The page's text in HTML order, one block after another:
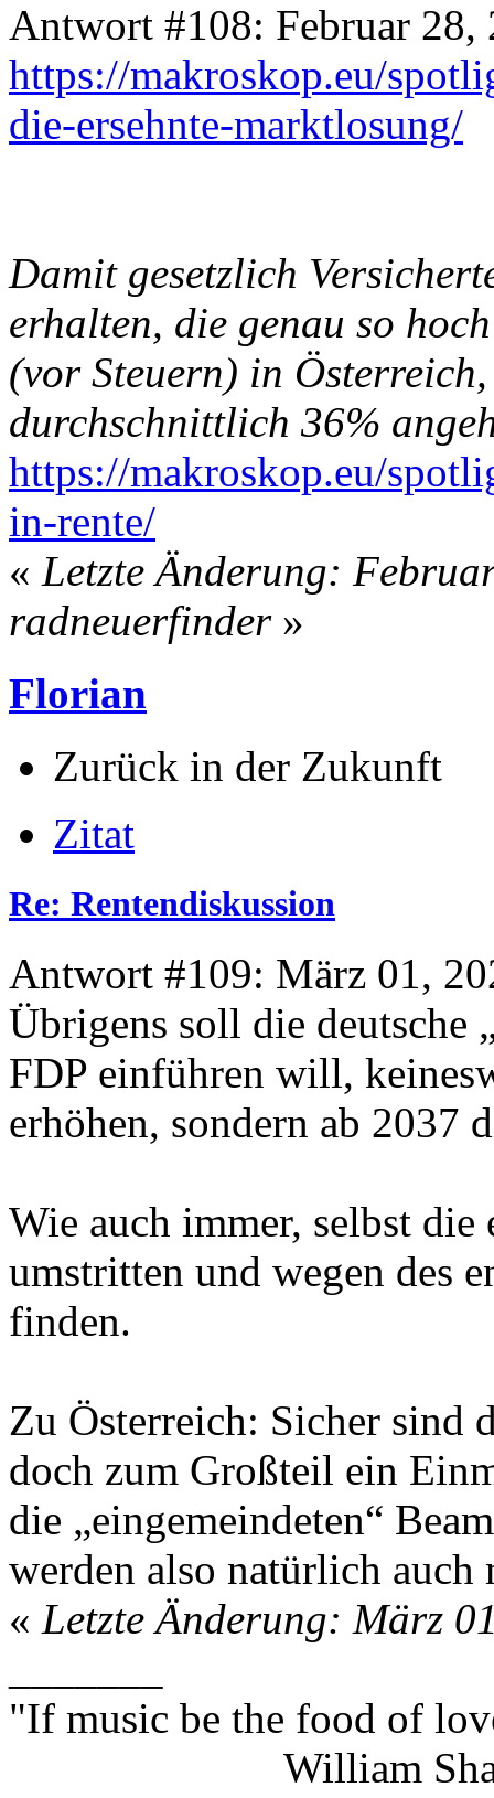
Antwort #108: Februar 28,
https://makroskop.eu/
die-ersehnte-marktlosung/
Damit gesetzlich
erhalten, die genau so
(vor Steuern) in
durchschnittlich 36%
https://makroskop.eu/
in-rente/
« Letzte Änderung:
radneuerfinder»
Florian
Zurück in der Zukunft
Zitat
Re: Rentendiskussion
Antwort #109: März 01,
Übrigens soll die deutsche
FDP einführen will,
erhöhen, sondern ab 2037
Wie auch immer, selbst
umstritten und wegen des
finden.
Zu Österreich: Sicher sind
doch zum Großteil ein
die „eingemeindeten“
werden also natürlich auch
« Letzte Änderung: März
"If music be the food of
William